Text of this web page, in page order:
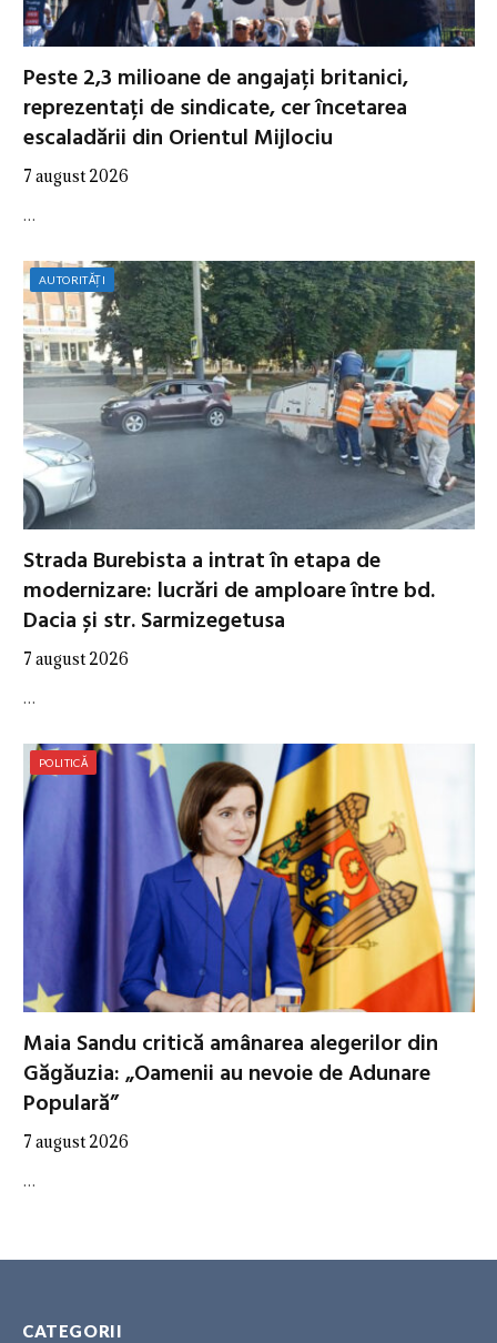
Peste 2,3 milioane de angajați britanici,
reprezentați de sindicate, cer încetarea
escaladării din Orientul Mijlociu
7 august 2026
…
AUTORITĂȚI
Strada Burebista a intrat în etapa de
modernizare: lucrări de amploare între bd.
Dacia și str. Sarmizegetusa
7 august 2026
…
POLITICĂ
Maia Sandu critică amânarea alegerilor din
Găgăuzia: „Oamenii au nevoie de Adunare
Populară”
7 august 2026
…
CATEGORII